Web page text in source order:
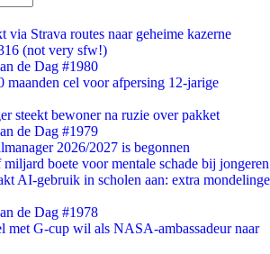
via Strava routes naar geheime kazerne
(not very sfw!)
de Dag #1980
cel voor afpersing 12-jarige
steekt bewoner na ruzie over pakket
de Dag #1979
2026/2027 is begonnen
boete voor mentale schade bij jongeren
AI-gebruik in scholen aan: extra mondelinge
de Dag #1978
met G-cup wil als NASA-ambassadeur naar